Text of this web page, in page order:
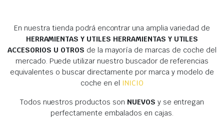
En nuestra tienda podrá encontrar una amplia variedad de
HERRAMIENTAS Y UTILES HERRAMIENTAS Y UTILES
ACCESORIOS U OTROS de la mayoría de marcas de coche del
mercado. Puede utilizar nuestro buscador de referencias
equivalentes o buscar directamente por marca y modelo de
coche en el INICIO
Todos nuestros productos son NUEVOS y se entregan
perfectamente embalados en cajas.